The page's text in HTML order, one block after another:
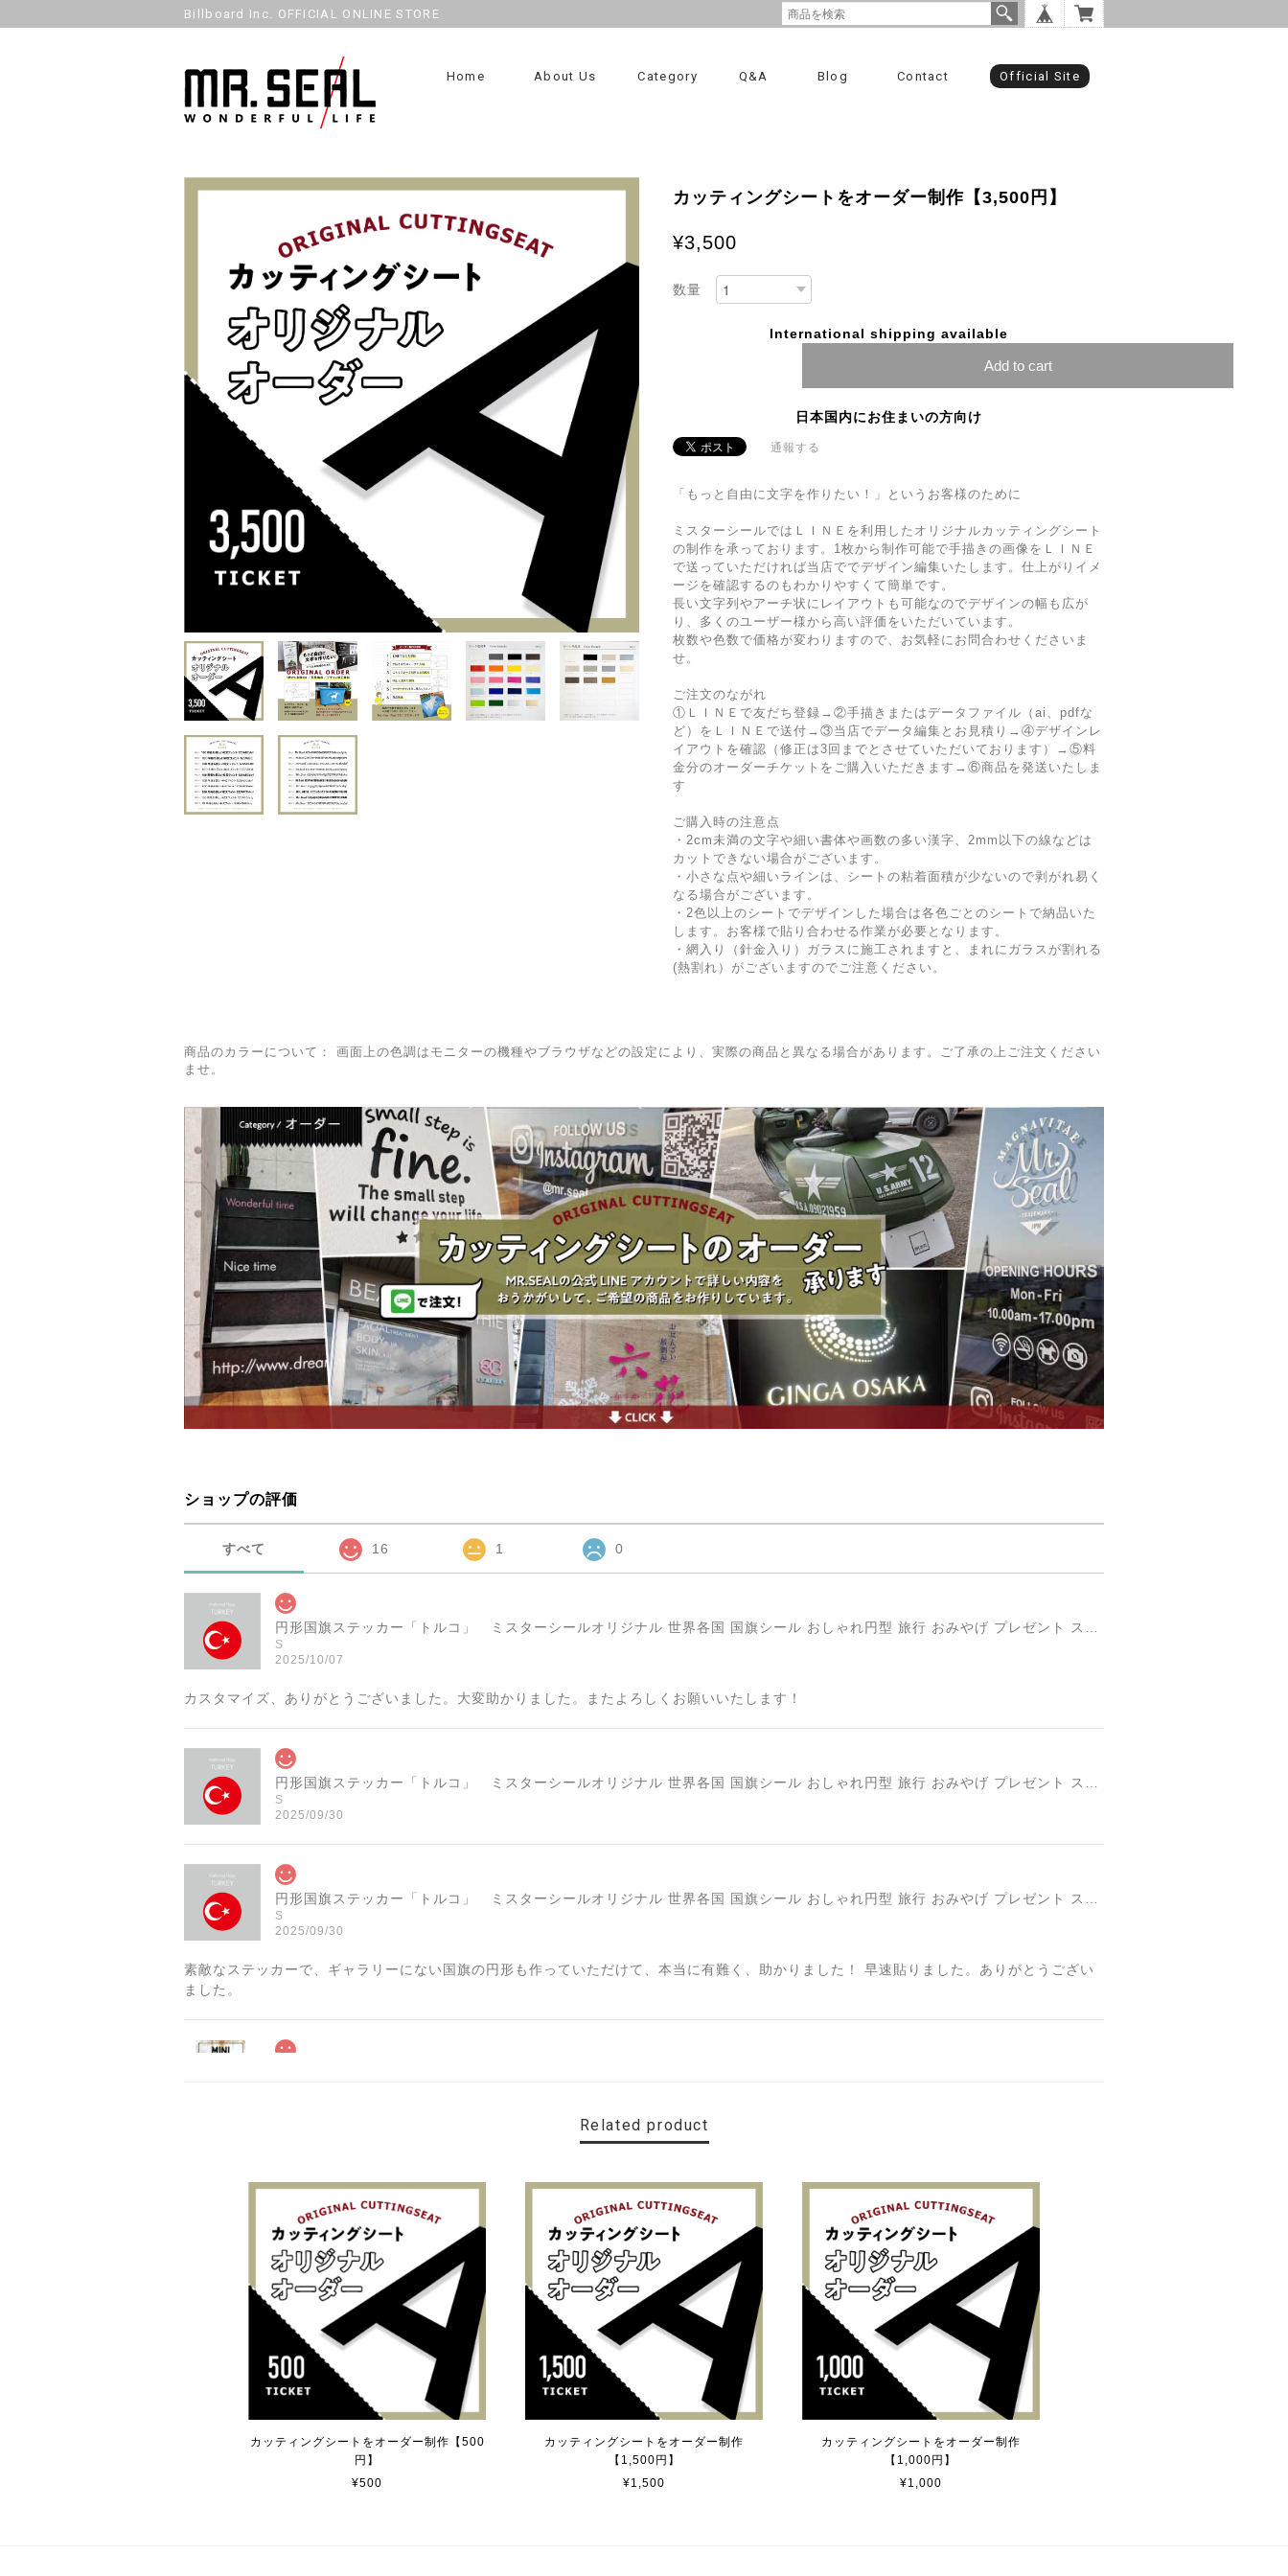
Billboard Inc. OFFICIAL ONLINE STORE
Home About Us Category Q&A Blog Contact Official Site
カッティングシートをオーダー制作【3,500円】
¥3,500
数量
International shipping available
Add to cart
日本国内にお住まいの方向け
通報する
「もっと自由に文字を作りたい！」というお客様のために
ミスターシールではＬＩＮＥを利用したオリジナルカッティングシート
の制作を承っております。1枚から制作可能で手描きの画像をＬＩＮＥ
で送っていただければ当店ででデザイン編集いたします。仕上がりイメ
ージを確認するのもわかりやすくて簡単です。
長い文字列やアーチ状にレイアウトも可能なのでデザインの幅も広が
り、多くのユーザー様から高い評価をいただいています。
枚数や色数で価格が変わりますので、お気軽にお問合わせくださいま
せ。
ご注文のながれ
①ＬＩＮＥで友だち登録→②手描きまたはデータファイル（ai、pdfな
ど）をＬＩＮＥで送付→③当店でデータ編集とお見積り→④デザインレ
イアウトを確認（修正は3回までとさせていただいております）→⑤料
金分のオーダーチケットをご購入いただきます→⑥商品を発送いたしま
す
ご購入時の注意点
・2cm未満の文字や細い書体や画数の多い漢字、2mm以下の線などは
カットできない場合がございます。
・小さな点や細いラインは、シートの粘着面積が少ないので剥がれ易く
なる場合がございます。
・2色以上のシートでデザインした場合は各色ごとのシートで納品いた
します。お客様で貼り合わせる作業が必要となります。
・網入り（針金入り）ガラスに施工されますと、まれにガラスが割れる
(熱割れ）がございますのでご注意ください。
商品のカラーについて： 画面上の色調はモニターの機種やブラウザなどの設定により、実際の商品と異なる場合があります。ご了承の上ご注文ください
ませ。
ショップの評価
すべて 16 1 0
S
2025/10/07
カスタマイズ、ありがとうございました。大変助かりました。またよろしくお願いいたします！
S
2025/09/30
S
2025/09/30
素敵なステッカーで、ギャラリーにない国旗の円形も作っていただけて、本当に有難く、助かりました！ 早速貼りました。ありがとうござい
ました。
2025/04/25
サビ感がとても味がありカッコ良いです。 カ—ポ—トに取り付けたいと思います。
貼れる！はがせる！！室名カッティングシート「TOILET」
マットブラック（つや消し）
2023/02/17
カッティングシートをオーダー制作【3,500円】
Related product
カッティングシートをオーダー制作【500
円】
¥500
カッティングシートをオーダー制作
【1,500円】
¥1,500
カッティングシートをオーダー制作
【1,000円】
¥1,000